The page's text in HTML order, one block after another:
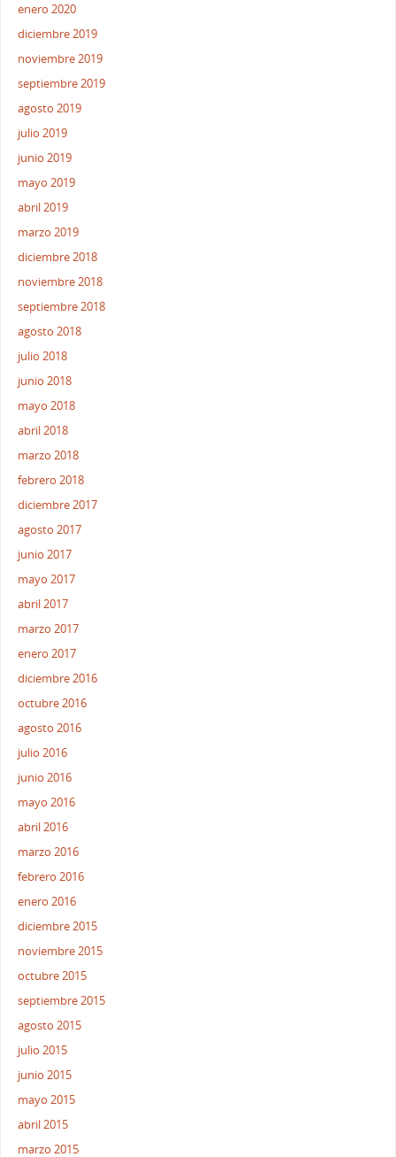
enero 2020
diciembre 2019
noviembre 2019
septiembre 2019
agosto 2019
julio 2019
junio 2019
mayo 2019
abril 2019
marzo 2019
diciembre 2018
noviembre 2018
septiembre 2018
agosto 2018
julio 2018
junio 2018
mayo 2018
abril 2018
marzo 2018
febrero 2018
diciembre 2017
agosto 2017
junio 2017
mayo 2017
abril 2017
marzo 2017
enero 2017
diciembre 2016
octubre 2016
agosto 2016
julio 2016
junio 2016
mayo 2016
abril 2016
marzo 2016
febrero 2016
enero 2016
diciembre 2015
noviembre 2015
octubre 2015
septiembre 2015
agosto 2015
julio 2015
junio 2015
mayo 2015
abril 2015
marzo 2015